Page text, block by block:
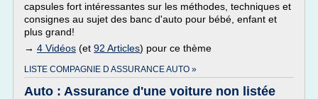
capsules fort intéressantes sur les méthodes, techniques et
consignes au sujet des banc d'auto pour bébé, enfant et
plus grand!
→ 4 Vidéos (et 92 Articles) pour ce thème
LISTE COMPAGNIE D ASSURANCE AUTO »
Auto : Assurance d'une voiture non listée